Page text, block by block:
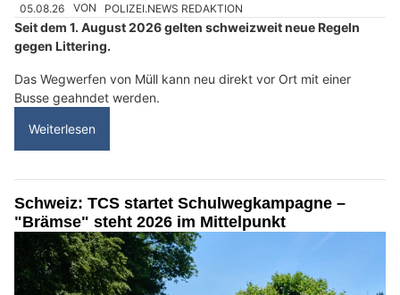
05.08.26 VON POLIZEI.NEWS REDAKTION
Seit dem 1. August 2026 gelten schweizweit neue Regeln
gegen Littering.
Das Wegwerfen von Müll kann neu direkt vor Ort mit einer
Busse geahndet werden.
Weiterlesen
Schweiz: TCS startet Schulwegkampagne –
"Brämse" steht 2026 im Mittelpunkt